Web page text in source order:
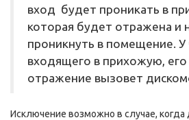
вход будет проникать в
которая будет отражена и
проникнуть в помещение. У
входящего в прихожую, его
отражение вызовет
Исключение возможно в случае,